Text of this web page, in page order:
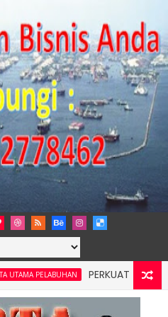
PERKUAT TATA KELOLA
Dengar Keluhan dan